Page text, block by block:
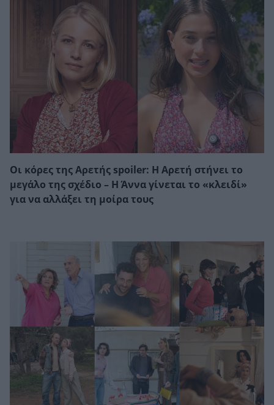
Οι κόρες της Αρετής spoiler: Η Αρετή στήνει το
μεγάλο της σχέδιο – Η Άννα γίνεται το «κλειδί»
για να αλλάξει τη μοίρα τους